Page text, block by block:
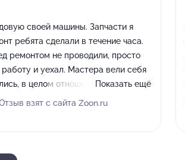
своей машины. Запчасти я
ребята сделали в течение часа.
ремонтом не проводили, просто
работу и уехал. Мастера вели себя
в целом отношение было
для меня - профессионализм
Показать ещё
взят с сайта Zoon.ru